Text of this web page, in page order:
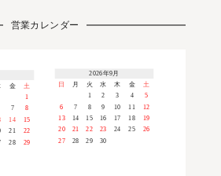
営業カレンダー
金
土
1
7
8
14
15
21 22
28
29
2026年9月
日
月 火 水 木 金
土
1
2 3 4 5
6 7 8 9 10 11
12
13
14 15 16 17 18 19
20 21 22 23 24 25
26
27
28 29 30